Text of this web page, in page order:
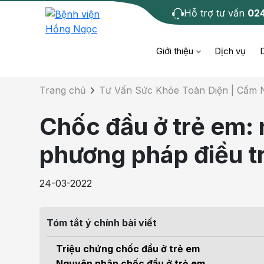
Hỗ trợ tư vấn
Giới thiệu Dịch vụ
Bệnh học
Giáo dục sức khỏe
Tầm soát ung thư
Điện quang can thiệp
Chi tiết bài tư
Trang chủ Tư Vấn Sức Khỏe Toàn Diện | Cẩm
Chốc đầu ở trẻ em:
phương pháp điều
24-03-2022
Tóm tắt ý chính bài viết
Triệu chứng chốc đầu ở trẻ em